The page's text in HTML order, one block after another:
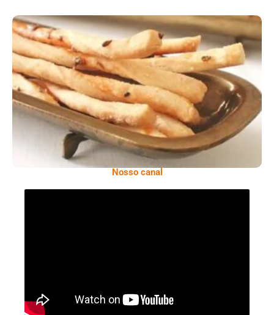
Comer Bem: Palitinhos De Cebola E Salsa
Nosso canal